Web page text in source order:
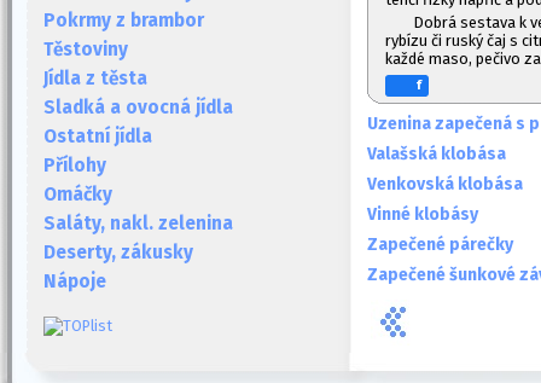
Pokrmy z brambor
Těstoviny
Jídla z těsta
Sladká a ovocná jídla
Ostatní jídla
Přílohy
Omáčky
Saláty, nakl. zelenina
Deserty, zákusky
Nápoje
Dobrá sestava k
rybízu či ruský čaj s
každé maso, pečivo
f
Uzenina zapečená s
Valašská klobása
Venkovská klobása
Vinné klobásy
Zapečené párečky
Zapečené šunkové